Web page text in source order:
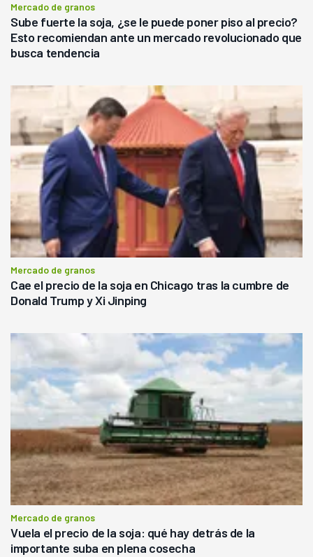
Mercado de granos
Sube fuerte la soja, ¿se le puede poner piso al precio?
Esto recomiendan ante un mercado revolucionado que
busca tendencia
Mercado de granos
Cae el precio de la soja en Chicago tras la cumbre de
Donald Trump y Xi Jinping
Mercado de granos
Vuela el precio de la soja: qué hay detrás de la
importante suba en plena cosecha